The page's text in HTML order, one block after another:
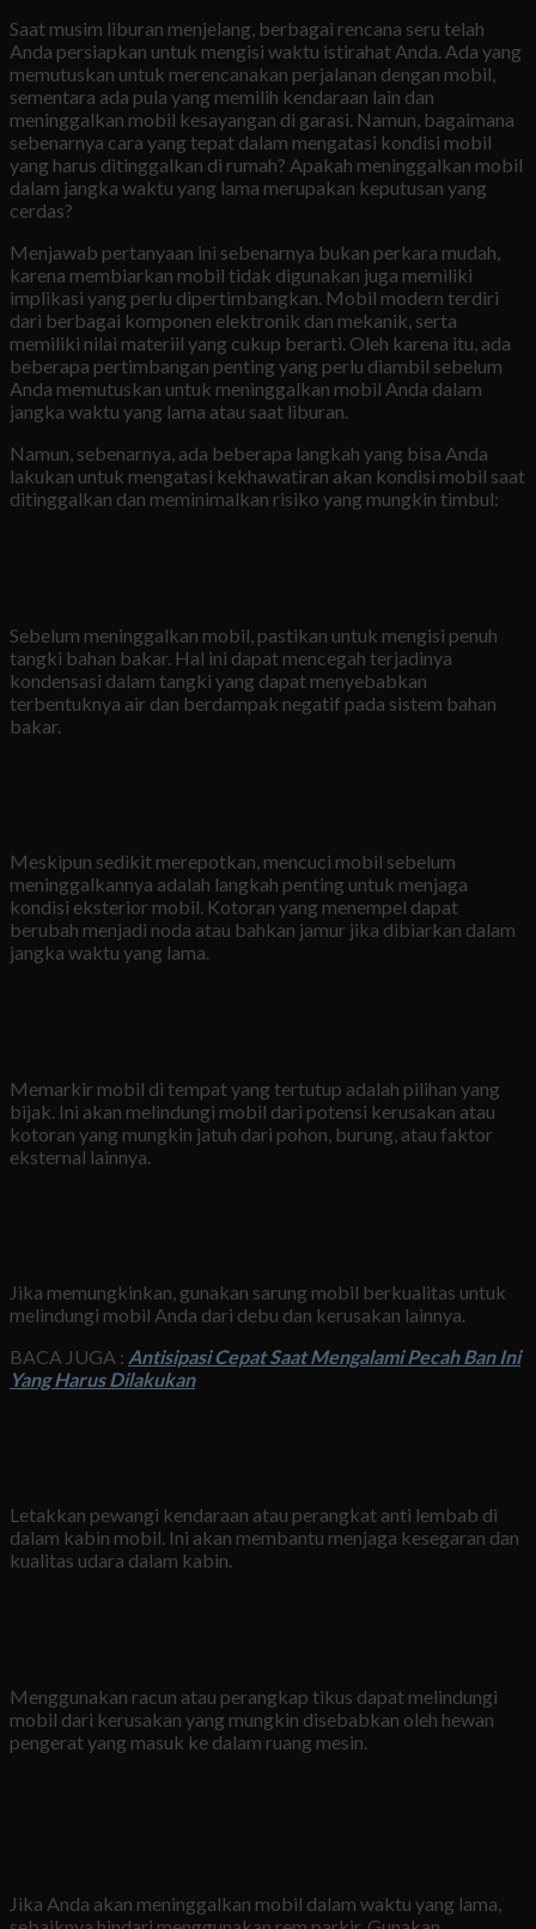
Saat musim liburan menjelang, berbagai rencana seru telah
Anda persiapkan untuk mengisi waktu istirahat Anda. Ada yang
memutuskan untuk merencanakan perjalanan dengan mobil,
sementara ada pula yang memilih kendaraan lain dan
meninggalkan mobil kesayangan di garasi. Namun, bagaimana
sebenarnya cara yang tepat dalam mengatasi kondisi mobil
yang harus ditinggalkan di rumah? Apakah meninggalkan mobil
dalam jangka waktu yang lama merupakan keputusan yang
cerdas?
Menjawab pertanyaan ini sebenarnya bukan perkara mudah,
karena membiarkan mobil tidak digunakan juga memiliki
implikasi yang perlu dipertimbangkan. Mobil modern terdiri
dari berbagai komponen elektronik dan mekanik, serta
memiliki nilai materiil yang cukup berarti. Oleh karena itu, ada
beberapa pertimbangan penting yang perlu diambil sebelum
Anda memutuskan untuk meninggalkan mobil Anda dalam
jangka waktu yang lama atau saat liburan.
Namun, sebenarnya, ada beberapa langkah yang bisa Anda
lakukan untuk mengatasi kekhawatiran akan kondisi mobil saat
ditinggalkan dan meminimalkan risiko yang mungkin timbul:
Sebelum meninggalkan mobil, pastikan untuk mengisi penuh
tangki bahan bakar. Hal ini dapat mencegah terjadinya
kondensasi dalam tangki yang dapat menyebabkan
terbentuknya air dan berdampak negatif pada sistem bahan
bakar.
Meskipun sedikit merepotkan, mencuci mobil sebelum
meninggalkannya adalah langkah penting untuk menjaga
kondisi eksterior mobil. Kotoran yang menempel dapat
berubah menjadi noda atau bahkan jamur jika dibiarkan dalam
jangka waktu yang lama.
Memarkir mobil di tempat yang tertutup adalah pilihan yang
bijak. Ini akan melindungi mobil dari potensi kerusakan atau
kotoran yang mungkin jatuh dari pohon, burung, atau faktor
eksternal lainnya.
Jika memungkinkan, gunakan sarung mobil berkualitas untuk
melindungi mobil Anda dari debu dan kerusakan lainnya.
BACA JUGA : Antisipasi Cepat Saat Mengalami Pecah Ban Ini
Yang Harus Dilakukan
Letakkan pewangi kendaraan atau perangkat anti lembab di
dalam kabin mobil. Ini akan membantu menjaga kesegaran dan
kualitas udara dalam kabin.
Menggunakan racun atau perangkap tikus dapat melindungi
mobil dari kerusakan yang mungkin disebabkan oleh hewan
pengerat yang masuk ke dalam ruang mesin.
Jika Anda akan meninggalkan mobil dalam waktu yang lama,